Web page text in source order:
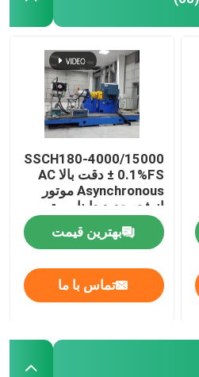
سوخت
SSCH180-4000/15000
± 0.1%FS دقت بالا AC
Asynchronous موتور
انرژی جدید داینامومتر
الکتریکی بنک آزمون
بهترین قیمت
تماس با ما